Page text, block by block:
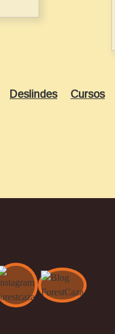
Deslindes Cursos